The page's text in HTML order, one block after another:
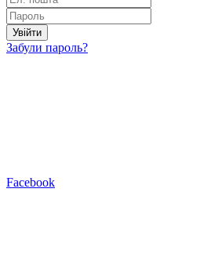
Увійти
Забули пароль?
Facebook